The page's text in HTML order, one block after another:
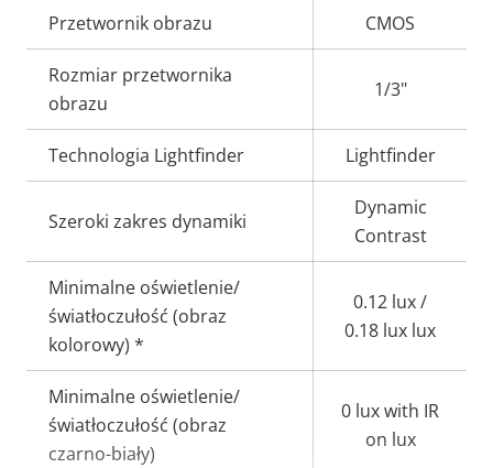
Opis
nieruchomości
nieruchomości
Przetwornik obrazu CMOS
Rozmiar przetwornika
obrazu
1/3"
Technologia Lightfinder Lightfinder
Szeroki zakres dynamiki
Dynamic
Contrast
Minimalne oświetlenie/
światłoczułość (obraz
kolorowy) *
0.12 lux /
0.18 lux lux
Minimalne oświetlenie/
światłoczułość (obraz
czarno-biały)
0 lux with IR
on lux